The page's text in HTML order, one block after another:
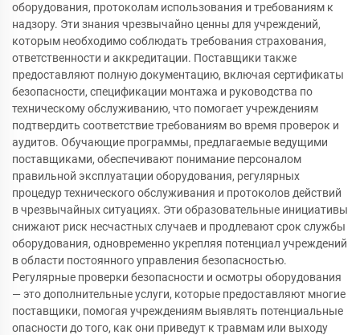
оборудования, протоколам использования и требованиям к
надзору. Эти знания чрезвычайно ценны для учреждений,
которым необходимо соблюдать требования страхования,
ответственности и аккредитации. Поставщики также
предоставляют полную документацию, включая сертификаты
безопасности, спецификации монтажа и руководства по
техническому обслуживанию, что помогает учреждениям
подтвердить соответствие требованиям во время проверок и
аудитов. Обучающие программы, предлагаемые ведущими
поставщиками, обеспечивают понимание персоналом
правильной эксплуатации оборудования, регулярных
процедур технического обслуживания и протоколов действий
в чрезвычайных ситуациях. Эти образовательные инициативы
снижают риск несчастных случаев и продлевают срок службы
оборудования, одновременно укрепляя потенциал учреждений
в области постоянного управления безопасностью.
Регулярные проверки безопасности и осмотры оборудования
— это дополнительные услуги, которые предоставляют многие
поставщики, помогая учреждениям выявлять потенциальные
опасности до того, как они приведут к травмам или выходу